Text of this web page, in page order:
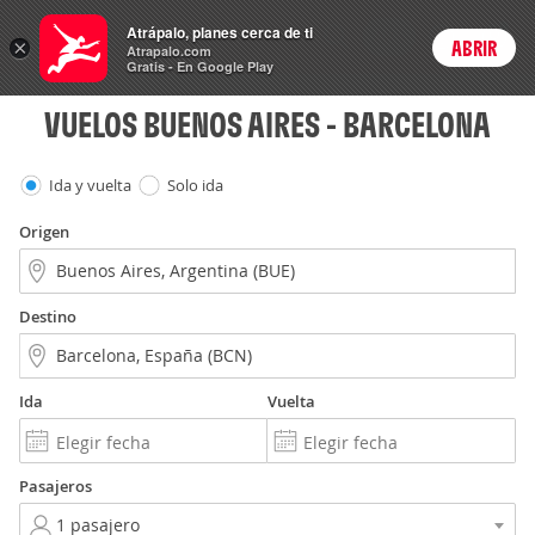
Vuelos Precios enPeso
ARSCambiar moneda
Login
VUELOS BUENOS AIRES - BARCELONA
Ida y vuelta Solo ida
Origen
Destino
Ida Vuelta
Pasajeros
×
Atrápalo, planes cerca de ti
Atrapalo.com
Gratis - En Google Play
ABRIR